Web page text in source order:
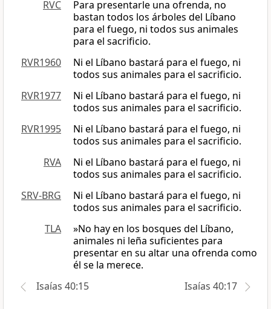
RVC
Para presentarle una ofrenda, no
bastan todos los árboles del Líbano
para el fuego, ni todos sus animales
para el sacrificio.
RVR1960
Ni el Líbano bastará para el fuego, ni
todos sus animales para el sacrificio.
RVR1977
Ni el Líbano bastará para el fuego, ni
todos sus animales para el sacrificio.
RVR1995
Ni el Líbano bastará para el fuego, ni
todos sus animales para el sacrificio.
RVA
Ni el Líbano bastará para el fuego, ni
todos sus animales para el sacrificio.
SRV-BRG
Ni el Líbano bastará para el fuego, ni
todos sus animales para el sacrificio.
TLA
»No hay en los bosques del Líbano,
animales ni leña suficientes para
presentar en su altar una ofrenda como
él se la merece.
Isaías 40:15
Isaías 40:17